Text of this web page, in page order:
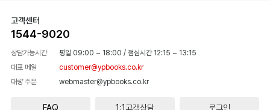
고객센터
1544-9020
상담가능시간 평일 09:00 ~ 18:00 / 점심시간 12:15 ~ 13:15
대표 메일
customer@ypbooks.co.kr
대량 주문
webmaster@ypbooks.co.kr
FAQ 1:1고객상담 로그인